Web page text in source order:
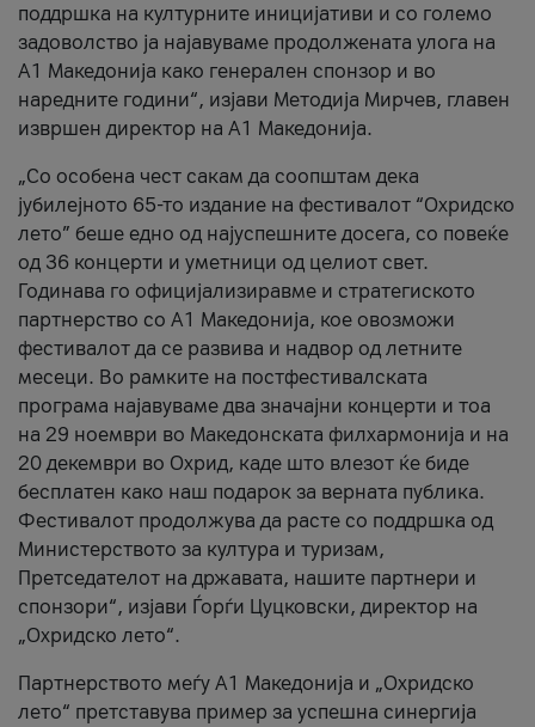
поддршка на културните иницијативи и со големо
задоволство ја најавуваме продолжената улога на
A1 Македонија како генерален спонзор и во
наредните години“, изјави Методија Мирчев, главен
извршен директор на A1 Македонија.
„Со особена чест сакам да соопштам дека
јубилејното 65-то издание на фестивалот “Охридско
лето” беше едно од најуспешните досега, со повеќе
од 36 концерти и уметници од целиот свет.
Годинава го официјализиравме и стратегиското
партнерство со А1 Македонија, кое овозможи
фестивалот да се развива и надвор од летните
месеци. Во рамките на постфестивалската
програма најавуваме два значајни концерти и тоа
на 29 ноември во Македонската филхармонија и на
20 декември во Охрид, каде што влезот ќе биде
бесплатен како наш подарок за верната публика.
Фестивалот продолжува да расте со поддршка од
Министерството за култура и туризам,
Претседателот на државата, нашите партнери и
спонзори“, изјави Ѓорѓи Цуцковски, директор на
„Охридско лето“.
Партнерството меѓу A1 Македонија и „Охридско
лето“ претставува пример за успешна синергија